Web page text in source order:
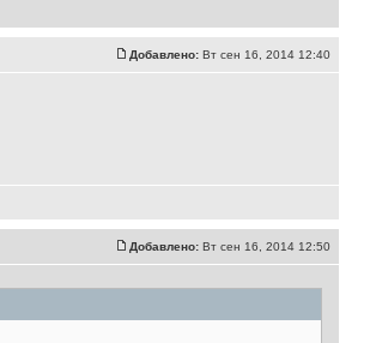
Добавлено: Вт сен 16, 2014 12:40
Добавлено: Вт сен 16, 2014 12:50